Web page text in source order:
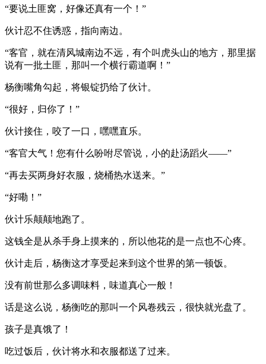
“要说土匪窝，好像还真有一个！”
伙计忍不住诱惑，指向南边。
“客官，就在清风城南边不远，有个叫虎头山的地方，那里据
说有一批土匪，那叫一个横行霸道啊！”
杨衡嘴角勾起，将银锭扔给了伙计。
“很好，归你了！”
伙计接住，咬了一口，嘿嘿直乐。
“客官大气！您有什么吩咐尽管说，小的赴汤蹈火——”
“再去买两身好衣服，烧桶热水送来。”
“好嘞！”
伙计乐颠颠地跑了。
这钱全是从杀手身上摸来的，所以他花的是一点也不心疼。
伙计走后，杨衡这才享受起来到这个世界的第一顿饭。
没有前世那么多调味料，味道真心一般！
话是这么说，杨衡吃的那叫一个风卷残云，很快就光盘了。
孩子是真饿了！
吃过饭后，伙计将水和衣服都送了过来。